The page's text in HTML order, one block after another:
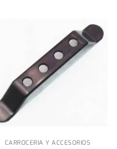
CARROCERÍA Y ACCESORIOS